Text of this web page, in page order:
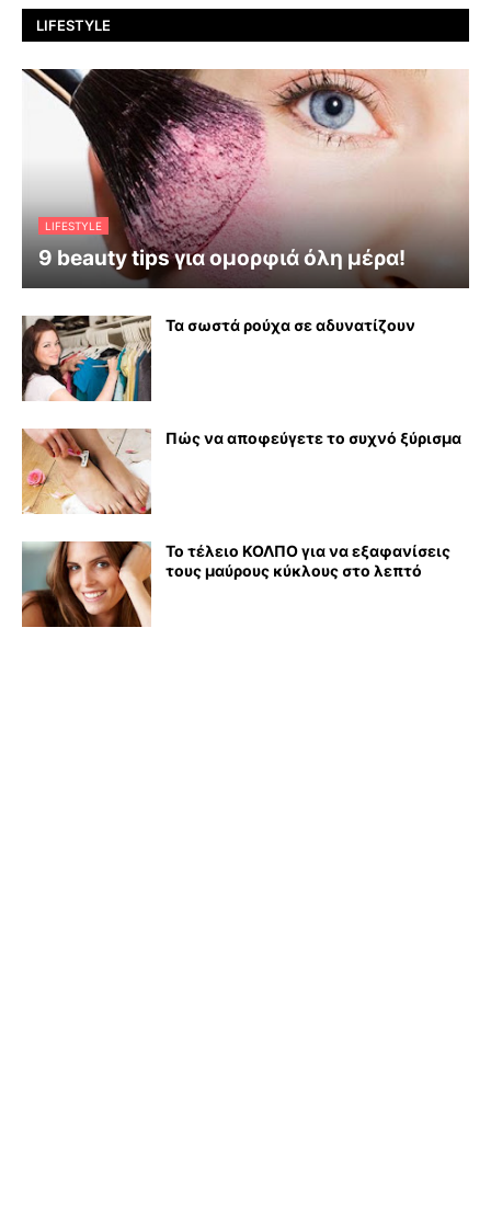
LIFESTYLE
LIFESTYLE
9 beauty tips για ομορφιά όλη μέρα!
Τα σωστά ρούχα σε αδυνατίζουν
Πώς να αποφεύγετε το συχνό ξύρισμα
Το τέλειο ΚΟΛΠΟ για να εξαφανίσεις
τους μαύρους κύκλους στο λεπτό